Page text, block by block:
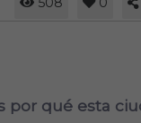
por qué esta